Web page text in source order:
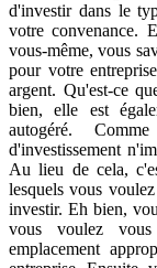
d'investir dans le
votre convenance.
vous-même, vous
pour votre
argent. Qu'est-ce
bien, elle est
autogéré.
d'investissement
Au lieu de cela,
lesquels vous
investir. Eh bien,
vous voulez
emplacement